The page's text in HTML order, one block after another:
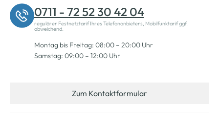
0711 - 72 52 30 42 04
regulärer Festnetztarif Ihres Telefonanbieters, Mobilfunktarif ggf.
abweichend.
Montag bis Freitag: 08:00 – 20:00 Uhr
Samstag: 09:00 – 12:00 Uhr
Zum Kontaktformular